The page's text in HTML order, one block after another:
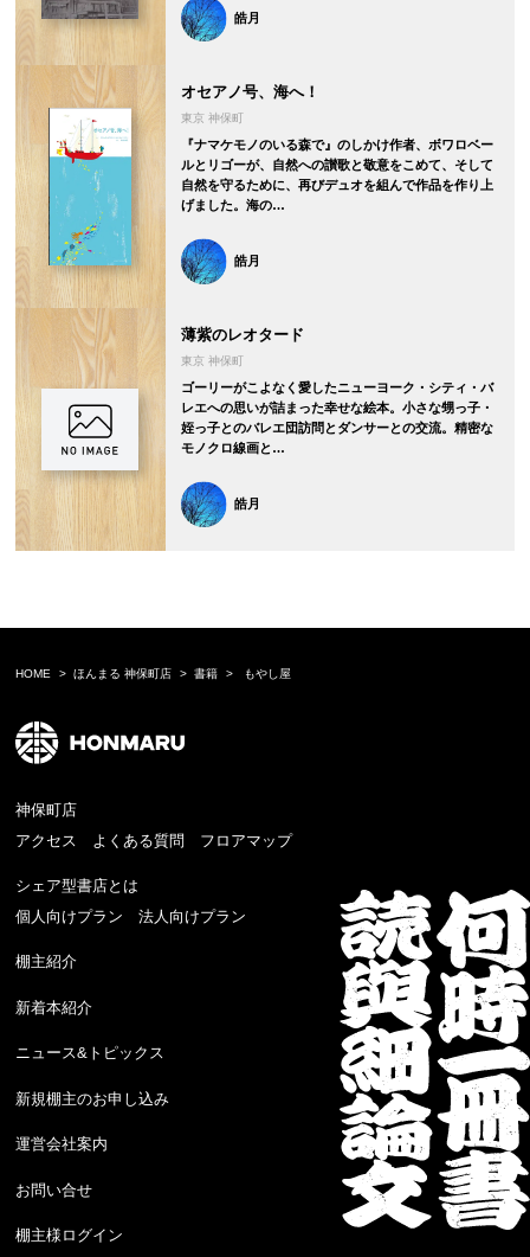
皓月
オセアノ号、海へ！
東京 神保町
『ナマケモノのいる森で』のしかけ作者、ボワロベー
ルとリゴーが、自然への讃歌と敬意をこめて、そして
自然を守るために、再びデュオを組んで作品を作り上
げました。海の…
皓月
薄紫のレオタード
東京 神保町
ゴーリーがこよなく愛したニューヨーク・シティ・バ
レエへの思いが詰まった幸せな絵本。小さな甥っ子・
姪っ子とのバレエ団訪問とダンサーとの交流。精密な
モノクロ線画と…
皓月
HOME ほんまる 神保町店 書籍 もやし屋
神保町店
アクセス
よくある質問 フロアマップ
シェア型書店とは
個人向けプラン
法人向けプラン
棚主紹介
新着本紹介
ニュース&トピックス
新規棚主のお申し込み
運営会社案内
お問い合せ
棚主様ログイン